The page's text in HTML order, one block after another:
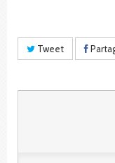
Tweet